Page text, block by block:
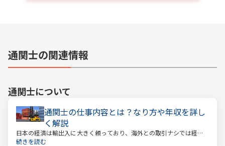
通関士の関連情報
通関士について
通関士の仕事内容とは？なり方や年収を詳し
く解説
日本の経済は輸出入に大きく頼っており、海外との取引ナシでは経済
は回っていきません。そんな海外との取引で必ず必要になるのが「通
続きを読む